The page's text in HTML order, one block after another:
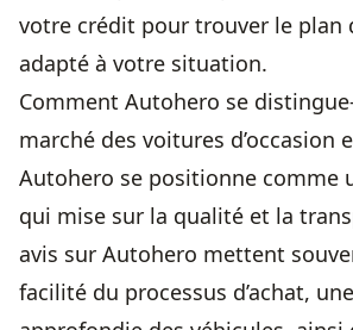
votre crédit pour trouver le plan
adapté à votre situation.
Comment Autohero se
marché des voitures d’occasion
Autohero se positionne comme
qui mise sur la qualité et la
avis sur Autohero mettent
facilité du processus d’achat,